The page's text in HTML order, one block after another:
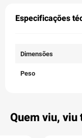
Especificações
Dimensões
Peso
Quem viu, viu